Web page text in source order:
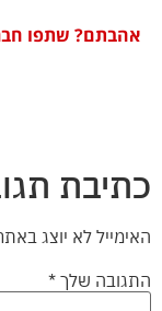
אהבתם? שתפו
כתיבת
האימייל לא יוצג
התגובה שלך *